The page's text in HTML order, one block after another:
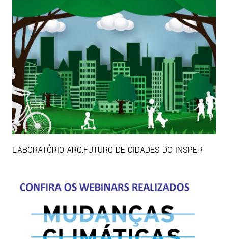
LABORATÓRIO ARQ.FUTURO DE CIDADES DO INSPER